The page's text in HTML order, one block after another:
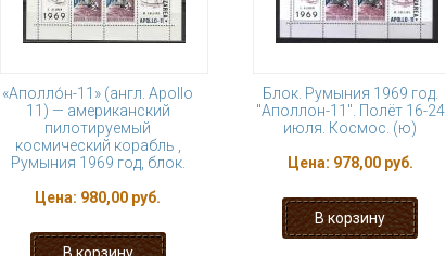
«Аполло́н-11» (англ. Apollo
11) — американский
пилотируемый
космический корабль ,
Румыния 1969 год, блок.
Цена: 980,00 руб.
Блок. Румыния 1969 год.
"Аполлон-11". Полёт 16-24
июля. Космос. (ю)
Цена: 978,00 руб.